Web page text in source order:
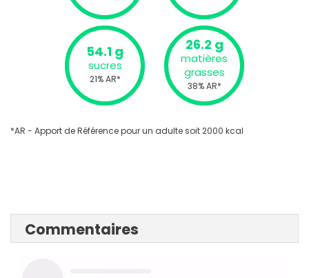
54.1 g
sucres
21% AR*
26.2 g
matières
grasses
38% AR*
*AR - Apport de Référence pour un adulte soit 2000 kcal
Commentaires